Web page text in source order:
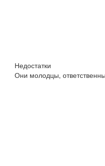
Недостатки
Они молодцы,